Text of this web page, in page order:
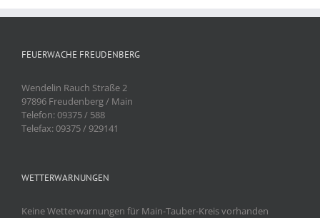
FEUERWACHE FREUDENBERG
Wendelin Rauch Straße 2
97896 Freudenberg / Main
Telefon: 09375 / 588
Telefax: 09375 / 929141
WETTERWARNUNGEN
Keine Wetterwarnungen für Main-Tauber-Kreis vorhanden